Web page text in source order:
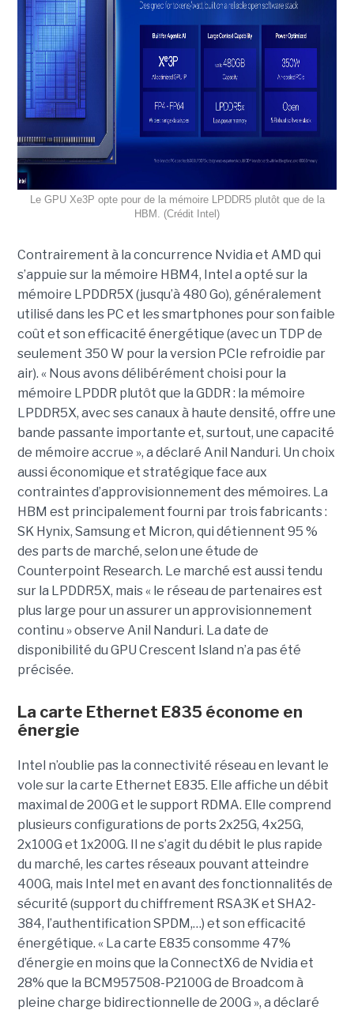
Le GPU Xe3P opte pour de la mémoire LPDDR5 plutôt que de la
HBM. (Crédit Intel)
Contrairement à la concurrence Nvidia et AMD qui
s’appuie sur la mémoire HBM4, Intel a opté sur la
mémoire LPDDR5X (jusqu’à 480 Go), généralement
utilisé dans les PC et les smartphones pour son faible
coût et son efficacité énergétique (avec un TDP de
seulement 350 W pour la version PCIe refroidie par
air). « Nous avons délibérément choisi pour la
mémoire LPDDR plutôt que la GDDR : la mémoire
LPDDR5X, avec ses canaux à haute densité, offre une
bande passante importante et, surtout, une capacité
de mémoire accrue », a déclaré Anil Nanduri. Un choix
aussi économique et stratégique face aux
contraintes d’approvisionnement des mémoires. La
HBM est principalement fourni par trois fabricants :
SK Hynix, Samsung et Micron, qui détiennent 95 %
des parts de marché, selon une étude de
Counterpoint Research. Le marché est aussi tendu
sur la LPDDR5X, mais « le réseau de partenaires est
plus large pour un assurer un approvisionnement
continu » observe Anil Nanduri. La date de
disponibilité du GPU Crescent Island n’a pas été
précisée.
La carte Ethernet E835 économe en
énergie
Intel n’oublie pas la connectivité réseau en levant le
vole sur la carte Ethernet E835. Elle affiche un débit
maximal de 200G et le support RDMA. Elle comprend
plusieurs configurations de ports 2x25G, 4x25G,
2x100G et 1x200G. Il ne s’agit du débit le plus rapide
du marché, les cartes réseaux pouvant atteindre
400G, mais Intel met en avant des fonctionnalités de
sécurité (support du chiffrement RSA3K et SHA2-
384, l’authentification SPDM,…) et son efficacité
énergétique. « La carte E835 consomme 47%
d’énergie en moins que la ConnectX6 de Nvidia et
28% que la BCM957508-P2100G de Broadcom à
pleine charge bidirectionnelle de 200G », a déclaré